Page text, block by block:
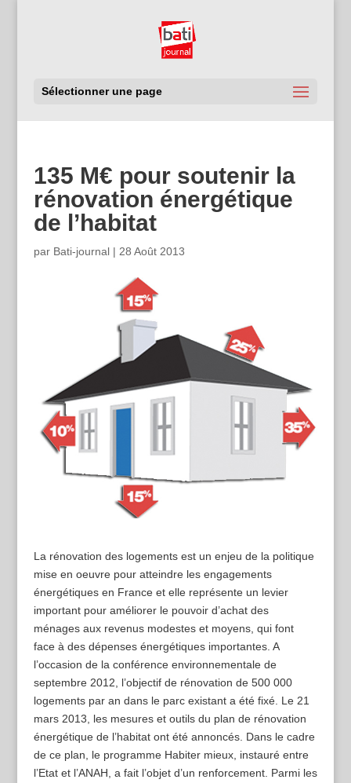
Sélectionner une page
135 M€ pour soutenir la
rénovation énergétique
de l’habitat
par Bati-journal| 28 Août 2013
La rénovation des logements est un enjeu de la politique
mise en oeuvre pour atteindre les engagements
énergétiques en France et elle représente un levier
important pour améliorer le pouvoir d’achat des
ménages aux revenus modestes et moyens, qui font
face à des dépenses énergétiques importantes. A
l’occasion de la conférence environnementale de
septembre 2012, l’objectif de rénovation de 500 000
logements par an dans le parc existant a été fixé. Le 21
mars 2013, les mesures et outils du plan de rénovation
énergétique de l’habitat ont été annoncés. Dans le cadre
de ce plan, le programme Habiter mieux, instauré entre
l’Etat et l’ANAH, a fait l’objet d’un renforcement. Parmi les